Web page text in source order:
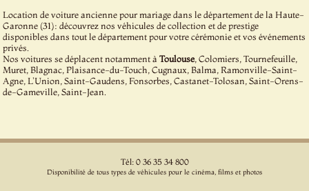
Location de voiture ancienne pour mariage dans le département de la Haute-
Garonne (31): découvrez nos véhicules de collection et de prestige
disponibles dans tout le département pour votre cérémonie et vos événements
privés.
Nos voitures se déplacent notamment àToulouse, Colomiers, Tournefeuille,
Muret, Blagnac, Plaisance-du-Touch, Cugnaux, Balma, Ramonville-Saint-
Agne, L'Union, Saint-Gaudens, Fonsorbes, Castanet-Tolosan, Saint-Orens-
de-Gameville, Saint-Jean.
Tél: 0 36 35 34 800
Disponibilité de tous types de véhicules pour le cinéma, films et photos